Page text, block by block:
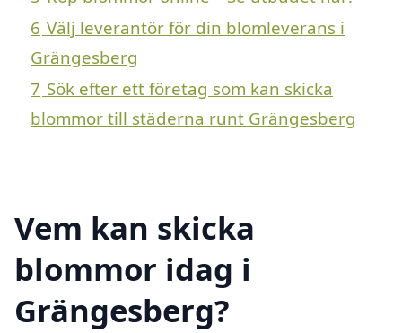
6 Välj leverantör för din blomleverans i
Grängesberg
7 Sök efter ett företag som kan skicka
blommor till städerna runt Grängesberg
Vem kan skicka
blommor idag i
Grängesberg?